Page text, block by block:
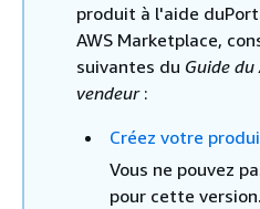
produit à l'aide
AWS Marketplace,
suivantes du Guide
vendeur:
Créez votre
Vous ne pouvez
pour cette